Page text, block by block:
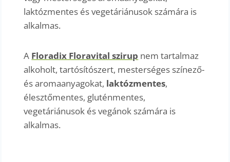
laktózmentes és vegetáriánusok számára is
alkalmas.
A Floradix Floravital szirup nem tartalmaz
alkoholt, tartósítószert, mesterséges színező-
és aromaanyagokat, laktózmentes,
élesztőmentes, gluténmentes,
vegetáriánusok és vegánok számára is
alkalmas.